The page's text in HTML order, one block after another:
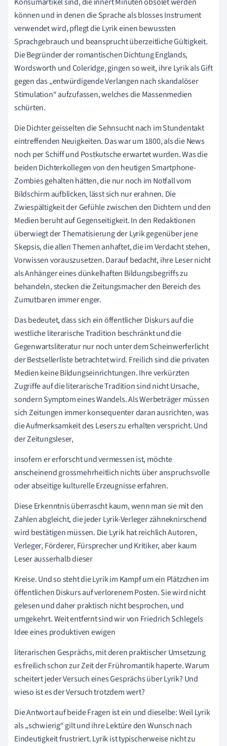
können und in denen die Sprache als blosses Instrument
verwendet wird, pflegt die Lyrik einen bewussten
Sprachgebrauch und beansprucht überzeitliche Gültigkeit.
Die Begründer der romantischen Dichtung Englands,
Wordsworth und Coleridge, gingen so weit, ihre Lyrik als Gift
gegen das „entwürdigende Verlangen nach skandalöser
Stimulation“ aufzufassen, welches die Massenmedien
schürten.
Die Dichter geisselten die Sehnsucht nach im Stundentakt
eintreffenden Neuigkeiten. Das war um 1800, als die News
noch per Schiff und Postkutsche erwartet wurden. Was die
beiden Dichterkollegen von den heutigen Smartphone-
Zombies gehalten hätten, die nur noch im Notfall vom
Bildschirm aufblicken, lässt sich nur erahnen. Die
Zwiespältigkeit der Gefühle zwischen den Dichtern und den
Medien beruht auf Gegenseitigkeit. In den Redaktionen
überwiegt der Thematisierung der Lyrik gegenüber jene
Skepsis, die allen Themen anhaftet, die im Verdacht stehen,
Vorwissen vorauszusetzen. Darauf bedacht, ihre Leser nicht
als Anhänger eines dünkelhaften Bildungsbegriffs zu
behandeln, stecken die Zeitungsmacher den Bereich des
Zumutbaren immer enger.
Das bedeutet, dass sich ein öffentlicher Diskurs auf die
westliche literarische Tradition beschränkt und die
Gegenwartsliteratur nur noch unter dem Scheinwerferlicht
der Bestsellerliste betrachtet wird. Freilich sind die privaten
Medien keine Bildungseinrichtungen. Ihre verkürzten
Zugriffe auf die literarische Tradition sind nicht Ursache,
sondern Symptom eines Wandels. Als Werbeträger müssen
sich Zeitungen immer konsequenter daran ausrichten, was
die Aufmerksamkeit des Lesers zu erhalten verspricht. Und
der Zeitungsleser,
insofern er erforscht und vermessen ist, möchte
anscheinend grossmehrheitlich nichts über anspruchsvolle
oder abseitige kulturelle Erzeugnisse erfahren.
Diese Erkenntnis überrascht kaum, wenn man sie mit den
Zahlen abgleicht, die jeder Lyrik-Verleger zähneknirschend
wird bestätigen müssen. Die Lyrik hat reichlich Autoren,
Verleger, Förderer, Fürsprecher und Kritiker, aber kaum
Leser ausserhalb dieser
Kreise. Und so steht die Lyrik im Kampf um ein Plätzchen im
öffentlichen Diskurs auf verlorenem Posten. Sie wird nicht
gelesen und daher praktisch nicht besprochen, und
umgekehrt. Weit entfernt sind wir von Friedrich Schlegels
Idee eines produktiven ewigen
literarischen Gesprächs, mit deren praktischer Umsetzung
es freilich schon zur Zeit der Frühromantik haperte. Warum
scheitert jeder Versuch eines Gesprächs über Lyrik? Und
wieso ist es der Versuch trotzdem wert?
Die Antwort auf beide Fragen ist ein und dieselbe: Weil Lyrik
als „schwierig“ gilt und ihre Lektüre den Wunsch nach
Eindeutigkeit frustriert. Lyrik ist typischerweise nicht zu